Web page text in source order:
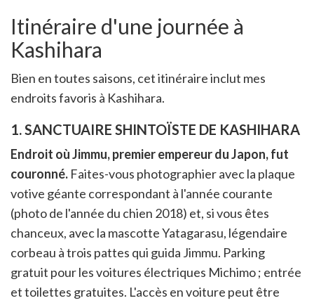
Itinéraire d'une journée à
Kashihara
Bien en toutes saisons, cet itinéraire inclut mes
endroits favoris à Kashihara.
1. SANCTUAIRE SHINTOÏSTE DE KASHIHARA
Endroit où Jimmu, premier empereur du Japon, fut
couronné. Faites-vous photographier avec la plaque
votive géante correspondant à l'année courante
(photo de l'année du chien 2018) et, si vous êtes
chanceux, avec la mascotte Yatagarasu, légendaire
corbeau à trois pattes qui guida Jimmu. Parking
gratuit pour les voitures électriques Michimo ; entrée
et toilettes gratuites. L'accès en voiture peut être